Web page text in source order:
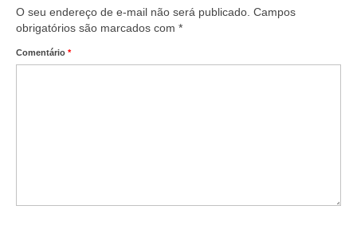
O seu endereço de e-mail não será publicado. Campos
obrigatórios são marcados com *
Comentário *